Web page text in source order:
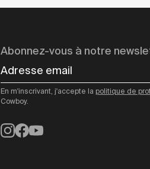
Abonnez-vous à notre
Adresse email
En m'inscrivant, j'accepte la politique de
Cowboy.
Instagram
Facebook
YouTube